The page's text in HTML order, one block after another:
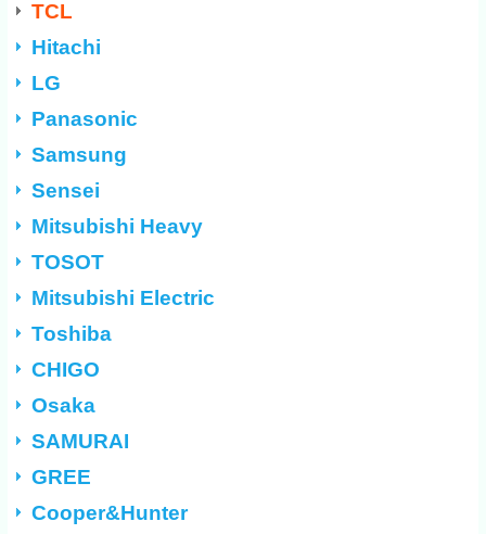
TCL
Hitachi
LG
Panasonic
Samsung
Sensei
Mitsubishi Heavy
TOSOT
Mitsubishi Electric
Toshiba
CHIGO
Osaka
SAMURAI
GREE
Cooper&Hunter